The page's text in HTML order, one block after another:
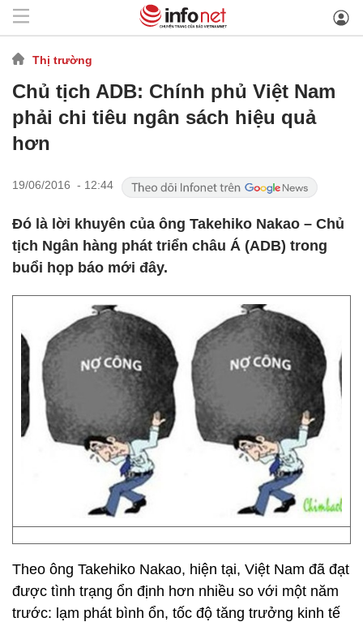
Thị trường
Chủ tịch ADB: Chính phủ Việt Nam
phải chi tiêu ngân sách hiệu quả
hơn
19/06/2016 - 12:44
Đó là lời khuyên của ông Takehiko Nakao – Chủ
tịch Ngân hàng phát triển châu Á (ADB) trong
buổi họp báo mới đây.
Theo ông Takehiko Nakao, hiện tại, Việt Nam đã đạt
được tình trạng ổn định hơn nhiều so với một năm
trước: lạm phát bình ổn, tốc độ tăng trưởng kinh tế